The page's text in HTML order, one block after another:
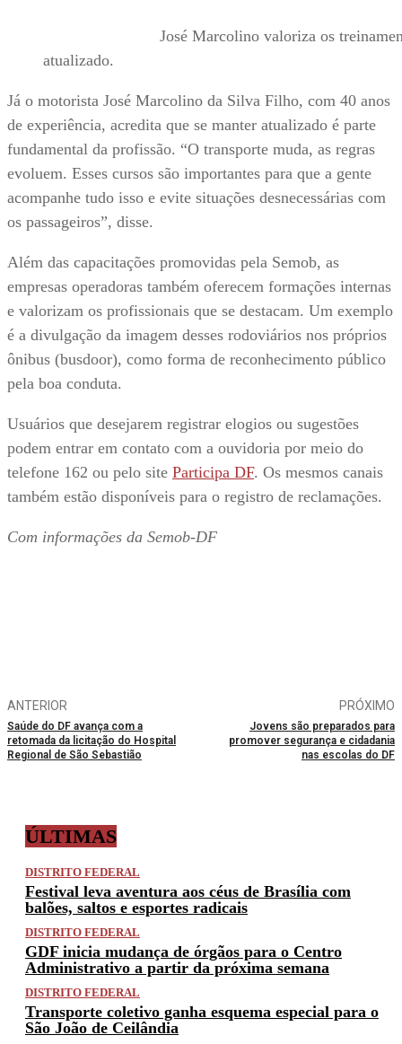
José Marcolino valoriza os treinamentos
atualizado.
Já o motorista José Marcolino da Silva Filho, com 40 anos
de experiência, acredita que se manter atualizado é parte
fundamental da profissão. “O transporte muda, as regras
evoluem. Esses cursos são importantes para que a gente
acompanhe tudo isso e evite situações desnecessárias com
os passageiros”, disse.
Além das capacitações promovidas pela Semob, as
empresas operadoras também oferecem formações internas
e valorizam os profissionais que se destacam. Um exemplo
é a divulgação da imagem desses rodoviários nos próprios
ônibus (busdoor), como forma de reconhecimento público
pela boa conduta.
Usuários que desejarem registrar elogios ou sugestões
podem entrar em contato com a ouvidoria por meio do
telefone 162 ou pelo site Participa DF. Os mesmos canais
também estão disponíveis para o registro de reclamações.
Com informações da Semob-DF
ANTERIOR
Saúde do DF avança com a
retomada da licitação do Hospital
Regional de São Sebastião
PRÓXIMO
Jovens são preparados para
promover segurança e cidadania
nas escolas do DF
ÚLTIMAS
DISTRITO FEDERAL
Festival leva aventura aos céus de Brasília com
balões, saltos e esportes radicais
DISTRITO FEDERAL
GDF inicia mudança de órgãos para o Centro
Administrativo a partir da próxima semana
DISTRITO FEDERAL
Transporte coletivo ganha esquema especial para o
São João de Ceilândia